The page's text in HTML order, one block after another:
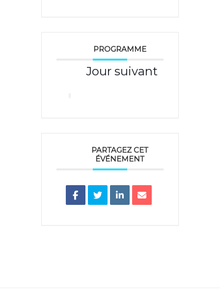
PROGRAMME
Jour suivant
PARTAGEZ CET
ÉVÉNEMENT